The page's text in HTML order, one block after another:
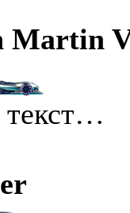
Martin